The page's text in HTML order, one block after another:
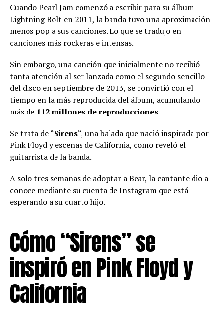
Cuando Pearl Jam comenzó a escribir para su álbum
Lightning Bolt en 2011, la banda tuvo una aproximación
menos pop a sus canciones. Lo que se tradujo en
canciones más rockeras e intensas.
Sin embargo, una canción que inicialmente no recibió
tanta atención al ser lanzada como el segundo sencillo
del disco en septiembre de 2013, se convirtió con el
tiempo en la más reproducida del álbum, acumulando
más de 112 millones de reproducciones.
Se trata de “Sirens“, una balada que nació inspirada por
Pink Floyd y escenas de California, como reveló el
guitarrista de la banda.
A solo tres semanas de adoptar a Bear, la cantante dio a
conoce mediante su cuenta de Instagram que está
esperando a su cuarto hijo.
Cómo “Sirens” se
inspiró en Pink Floyd y
California